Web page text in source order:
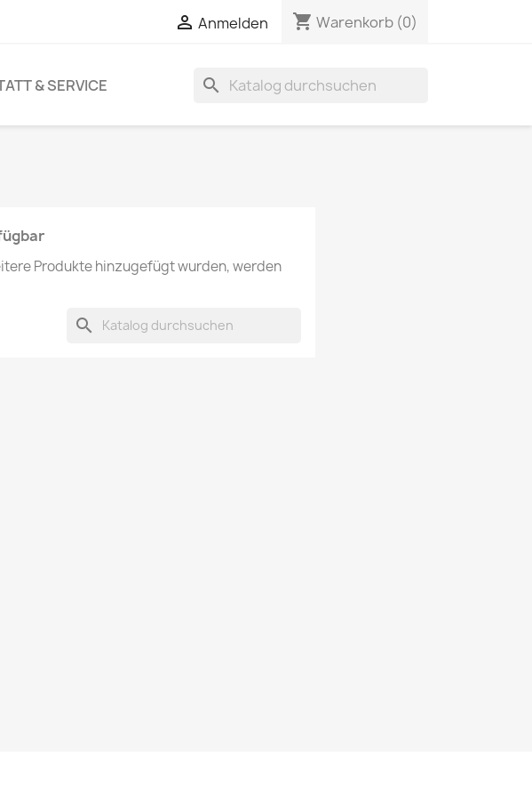
 Anmelden shopping_cart Warenkorb (0)
& SERVICE search
Produkte hinzugefügt wurden, werden
search